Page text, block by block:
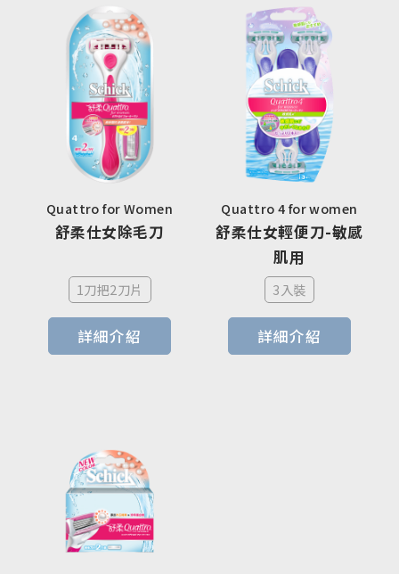
Quattro for Women
舒柔仕女除毛刀
1刀把2刀片
詳細介紹
Quattro 4 for women
舒柔仕女輕便刀-敏感
肌用
3入裝
詳細介紹